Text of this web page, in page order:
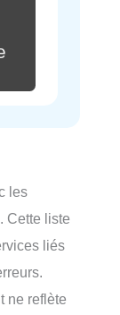
les
Cette liste
liés
ne reflète